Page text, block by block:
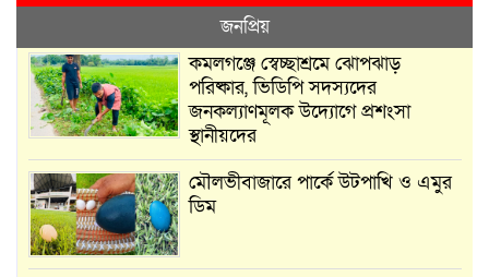
জনপ্রিয়
কমলগঞ্জে স্বেচ্ছাশ্রমে ঝোপঝাড়
পরিষ্কার, ভিডিপি সদস্যদের
জনকল্যাণমূলক উদ্যোগে প্রশংসা
স্থানীয়দের
মৌলভীবাজারে পার্কে উটপাখি ও এমুর
ডিম